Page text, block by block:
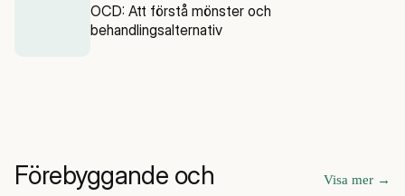
OCD: Att förstå mönster och
behandlingsalternativ
Förebyggande och
Visa mer →